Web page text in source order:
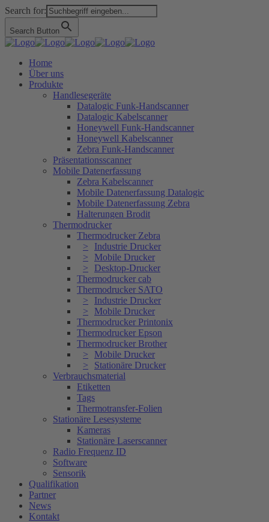
Search for:
Search Button
Home
Über uns
Produkte
Handlesegeräte
Datalogic Funk-Handscanner
Datalogic Kabelscanner
Honeywell Funk-Handscanner
Honeywell Kabelscanner
Zebra Funk-Handscanner
Präsentationsscanner
Mobile Datenerfassung
Zebra Kabelscanner
Mobile Datenerfassung Datalogic
Mobile Datenerfassung Zebra
Halterungen Brodit
Thermodrucker
Thermodrucker Zebra
Industrie Drucker
Mobile Drucker
Desktop-Drucker
Thermodrucker cab
Thermodrucker SATO
Industrie Drucker
Mobile Drucker
Thermodrucker Printonix
Thermodrucker Epson
Thermodrucker Brother
Mobile Drucker
Stationäre Drucker
Verbrauchsmaterial
Etiketten
Tags
Thermotransfer-Folien
Stationäre Lesesysteme
Kameras
Stationäre Laserscanner
Radio Frequenz ID
Software
Sensorik
Qualifikation
Partner
News
Kontakt